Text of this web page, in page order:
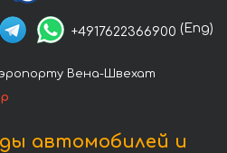
+4917622366900 (Eng)
Вена-Швехат
автомобилей и